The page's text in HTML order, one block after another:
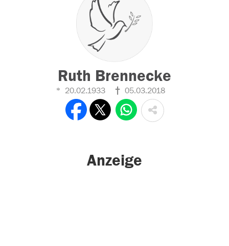
Ruth Brennecke
20.02.1933 05.03.2018
Anzeige